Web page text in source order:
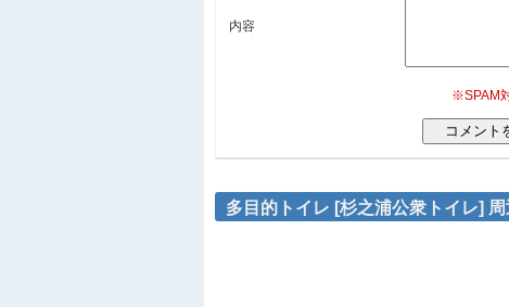
内容
※SPAM
多目的トイレ [杉之浦公衆トイレ]